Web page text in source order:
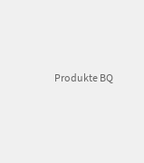
Produkte BQ